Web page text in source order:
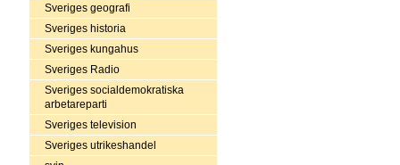
Sveriges geografi
Sveriges historia
Sveriges kungahus
Sveriges Radio
Sveriges socialdemokratiska
arbetareparti
Sveriges television
Sveriges utrikeshandel